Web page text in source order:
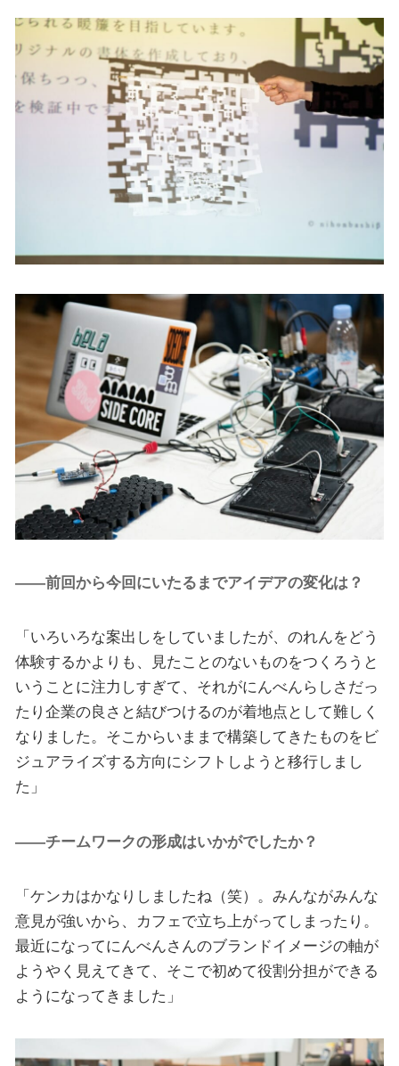
――前回から今回にいたるまでアイデアの変化は？
「いろいろな案出しをしていましたが、のれんをどう
体験するかよりも、見たことのないものをつくろうと
いうことに注力しすぎて、それがにんべんらしさだっ
たり企業の良さと結びつけるのが着地点として難しく
なりました。そこからいままで構築してきたものをビ
ジュアライズする方向にシフトしようと移行しまし
た」
――チームワークの形成はいかがでしたか？
「ケンカはかなりしましたね（笑）。みんながみんな
意見が強いから、カフェで立ち上がってしまったり。
最近になってにんべんさんのブランドイメージの軸が
ようやく見えてきて、そこで初めて役割分担ができる
ようになってきました」